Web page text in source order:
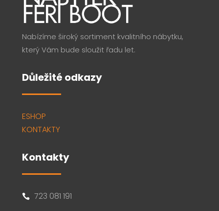
Nabízíme široký sortiment kvalitního nábytku,
který Vám bude sloužit řadu let.
Důležité odkazy
ESHOP
KONTAKTY
Kontakty
 723 081 191